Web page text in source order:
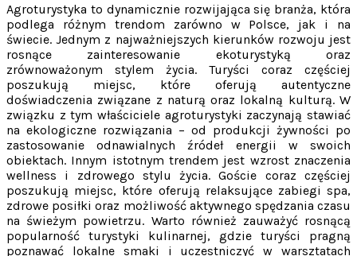
Agroturystyka to dynamicznie rozwijająca się branża, która
podlega różnym trendom zarówno w Polsce, jak i na
świecie. Jednym z najważniejszych kierunków rozwoju jest
rosnące zainteresowanie ekoturystyką oraz
zrównoważonym stylem życia. Turyści coraz częściej
poszukują miejsc, które oferują autentyczne
doświadczenia związane z naturą oraz lokalną kulturą. W
związku z tym właściciele agroturystyki zaczynają stawiać
na ekologiczne rozwiązania – od produkcji żywności po
zastosowanie odnawialnych źródeł energii w swoich
obiektach. Innym istotnym trendem jest wzrost znaczenia
wellness i zdrowego stylu życia. Goście coraz częściej
poszukują miejsc, które oferują relaksujące zabiegi spa,
zdrowe posiłki oraz możliwość aktywnego spędzania czasu
na świeżym powietrzu. Warto również zauważyć rosnącą
popularność turystyki kulinarnej, gdzie turyści pragną
poznawać lokalne smaki i uczestniczyć w warsztatach